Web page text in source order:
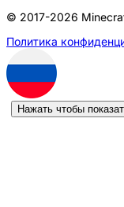
© 2017-2026
Политика
Нажать чтобы